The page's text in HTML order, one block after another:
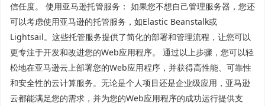
信任度。 使用亚马逊托管服务： 如果您不想自己管理服务器，您还
可以考虑使用亚马逊的托管服务，如Elastic Beanstalk或
Lightsail。这些托管服务提供了简化的部署和管理流程，让您可以
更专注于开发和改进您的Web应用程序。 通过以上步骤，您可以轻
松地在亚马逊云上部署您的Web应用程序，并获得高性能、可靠性
和安全性的云计算服务。无论是个人项目还是企业级应用，亚马逊
云都能满足您的需求，并为您的Web应用程序的成功运行提供支